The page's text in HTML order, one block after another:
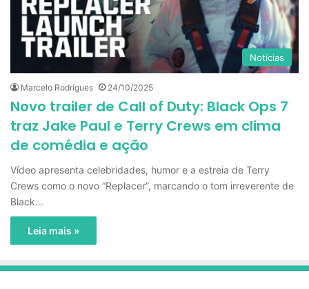
Notícias
Marcelo Rodrigues 24/10/2025
Novo trailer de Call of Duty: Black Ops 7
traz Jake Paul e Terry Crews em clima
de comédia e ação
Vídeo apresenta celebridades, humor e a estreia de Terry
Crews como o novo “Replacer”, marcando o tom irreverente de
Black…
Leia mais »